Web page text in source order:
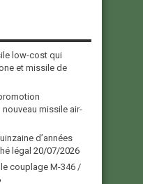
low-cost qui
et missile de
nouveau missile air-
d’années
légal 20/07/2026
couplage M-346 /